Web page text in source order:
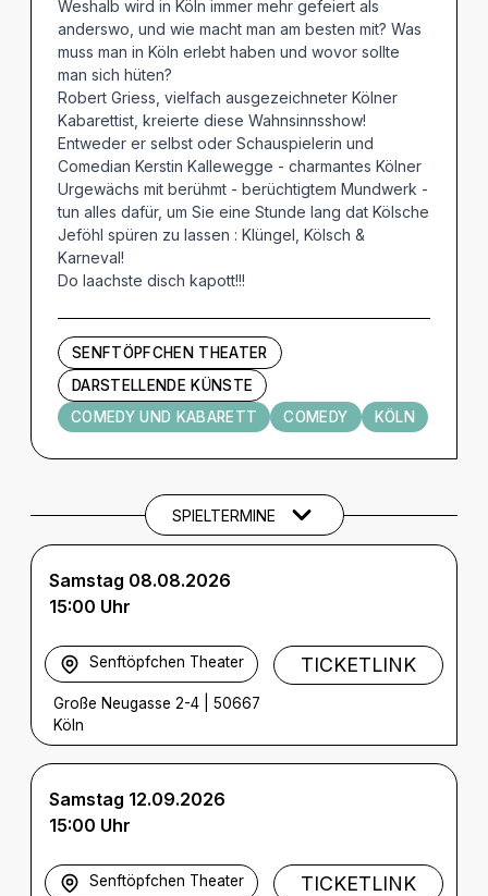
Weshalb wird in Köln immer mehr gefeiert als
anderswo, und wie macht man am besten mit? Was
muss man in Köln erlebt haben und wovor sollte
man sich hüten?
Robert Griess, vielfach ausgezeichneter Kölner
Kabarettist, kreierte diese Wahnsinnsshow!
Entweder er selbst oder Schauspielerin und
Comedian Kerstin Kallewegge - charmantes Kölner
Urgewächs mit berühmt - berüchtigtem Mundwerk -
tun alles dafür, um Sie eine Stunde lang dat Kölsche
Jeföhl spüren zu lassen : Klüngel, Kölsch &
Karneval!
Do laachste disch kapott!!!
SENFTÖPFCHEN THEATER
DARSTELLENDE KÜNSTE
COMEDY UND KABARETT
COMEDY KÖLN
Termine und Tickets
SPIELTERMINE
Samstag 08.08.2026
15:00 Uhr
Senftöpfchen Theater
Große Neugasse 2-4
50667
Köln
TICKETLINK
Samstag 12.09.2026
15:00 Uhr
Senftöpfchen Theater TICKETLINK